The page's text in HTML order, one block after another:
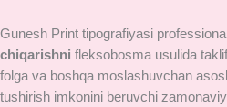
Gunesh Print tipografiyasi professional
chiqarishni fleksobosma usulida
folga va boshqa moslashuvchan
tushirish imkonini beruvchi